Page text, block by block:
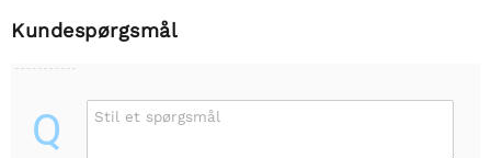
Kundespørgsmål
Q Stil et spørgsmål